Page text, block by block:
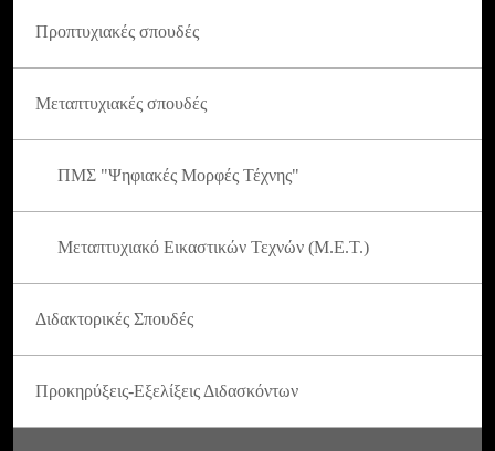
Προπτυχιακές σπουδές
Μεταπτυχιακές σπουδές
ΠΜΣ "Ψηφιακές Μορφές Τέχνης"
Μεταπτυχιακό Εικαστικών Τεχνών (Μ.Ε.Τ.)
Διδακτορικές Σπουδές
Προκηρύξεις-Εξελίξεις Διδασκόντων